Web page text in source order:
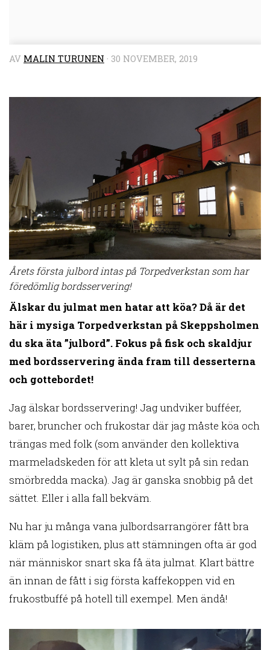
AV MALIN TURUNEN · 30 NOVEMBER, 2019
Årets första julbord intas på Torpedverkstan som har
föredömlig bordsservering!
Älskar du julmat men hatar att köa? Då är det
här i mysiga Torpedverkstan på Skeppsholmen
du ska äta ”julbord”. Fokus på fisk och skaldjur
med bordsservering ända fram till desserterna
och gottebordet!
Jag älskar bordsservering! Jag undviker bufféer,
barer, bruncher och frukostar där jag måste köa och
trängas med folk (som använder den kollektiva
marmeladskeden för att kleta ut sylt på sin redan
smörbredda macka). Jag är ganska snobbig på det
sättet. Eller i alla fall bekväm.
Nu har ju många vana julbordsarrangörer fått bra
kläm på logistiken, plus att stämningen ofta är god
när människor snart ska få äta julmat. Klart bättre
än innan de fått i sig första kaffekoppen vid en
frukostbuffé på hotell till exempel. Men ändå!